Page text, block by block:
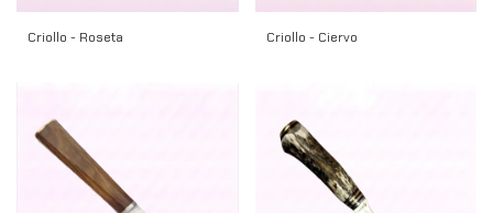
Criollo - Roseta Criollo - Ciervo